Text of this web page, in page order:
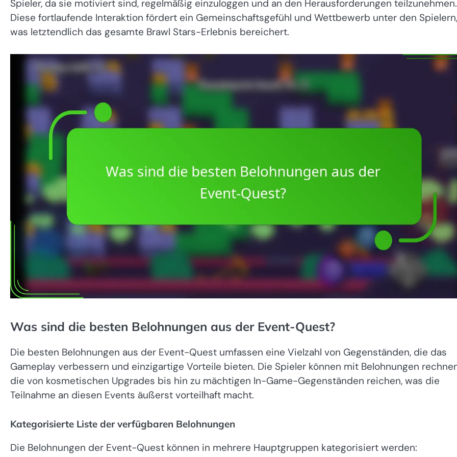
Spieler, da sie motiviert sind, regelmäßig einzuloggen und an den Herausforderungen teilzunehmen.
Diese fortlaufende Interaktion fördert ein Gemeinschaftsgefühl und Wettbewerb unter den Spielern,
was letztendlich das gesamte Brawl Stars-Erlebnis bereichert.
Was sind die besten Belohnungen aus der Event-Quest?
Die besten Belohnungen aus der Event-Quest umfassen eine Vielzahl von Gegenständen, die das
Gameplay verbessern und einzigartige Vorteile bieten. Die Spieler können mit Belohnungen
die von kosmetischen Upgrades bis hin zu mächtigen In-Game-Gegenständen reichen, was die
Teilnahme an diesen Events äußerst vorteilhaft macht.
Kategorisierte Liste der verfügbaren Belohnungen
Die Belohnungen der Event-Quest können in mehrere Hauptgruppen kategorisiert werden: